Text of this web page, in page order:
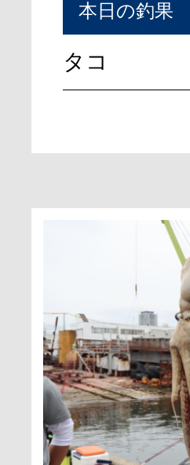
本日の釣果
タコ